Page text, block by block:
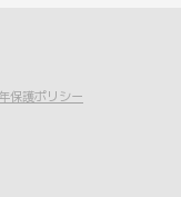
保護ポリシー